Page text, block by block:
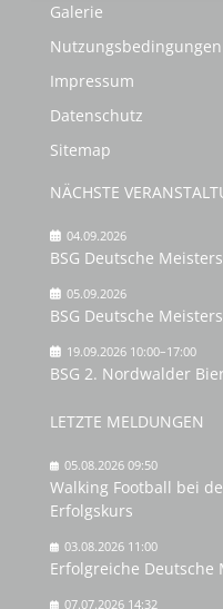
Galerie
Nutzungsbedingungen
Impressum
Datenschutz
Sitemap
NÄCHSTE
04.09.2026
BSG Deutsche
05.09.2026
BSG Deutsche
19.09.2026 10:00–17:00
BSG 2. Nordwalder
LETZTE MELDUNGEN
05.08.2026 09:50
Walking Football bei
Erfolgskurs
03.08.2026 11:00
Erfolgreiche Deutsche
07.07.2026 14:32